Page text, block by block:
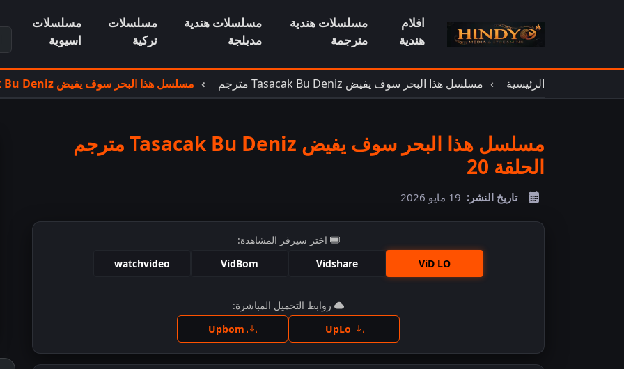
افلام
هندية
مسلسلات هندية
مترجمة
مسلسلات هندية
مدبلجة
مسلسلات
تركية
مسلسلات
اسيوية
الرئيسية مسلسل هذا البحر سوف يفيض Tasacak Bu Deniz مترجم مسلسل هذا البحر سوف يفيض Tasacak Bu Deniz مترجم الحلقة 20
مسلسل هذا البحر سوف يفيض Tasacak Bu Deniz مترجم
الحلقة 20
تاريخ النشر: 19 مايو 2026
اختر سيرفر المشاهدة:
ViD LO
Vidshare
VidBom
watchvideo
اضغط للمشاهدة
روابط التحميل المباشرة: